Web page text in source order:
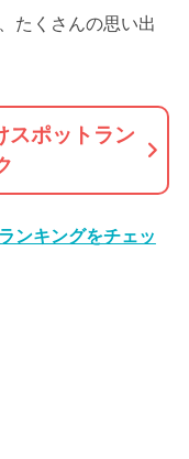
たくさんの思い出
スポットラン
ンキングをチェッ